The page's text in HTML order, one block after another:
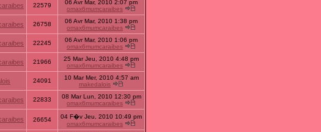
22579
06 Avr Mar, 2010 2:07 pm
omax6mumcaraibes
26758
06 Avr Mar, 2010 1:38 pm
omax6mumcaraibes
22245
06 Avr Mar, 2010 1:06 pm
omax6mumcaraibes
21966
25 Mar Jeu, 2010 4:48 pm
omax6mumcaraibes
24091
10 Mar Mer, 2010 4:57 am
makedalois
22833
08 Mar Lun, 2010 12:30 pm
omax6mumcaraibes
26654
04 F�v Jeu, 2010 10:49 pm
omax6mumcaraibes